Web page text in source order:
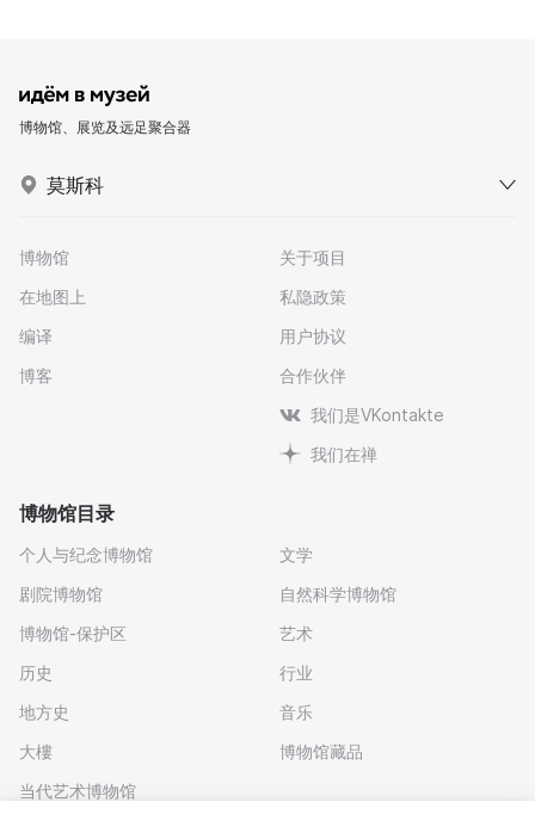
博物馆、展览及远足聚合器
莫斯科
博物馆
在地图上
编译
博客
关于项目
私隐政策
用户协议
合作伙伴
我们是VKontakte
我们在禅
博物馆目录
个人与纪念博物馆
剧院博物馆
博物馆-保护区
历史
地方史
大樓
当代艺术博物馆
文学
自然科学博物馆
艺术
行业
音乐
博物馆藏品